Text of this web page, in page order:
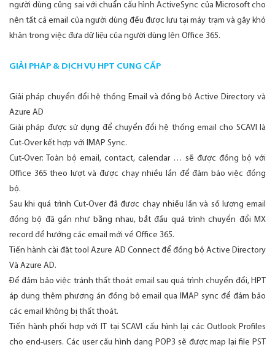
người dùng cũng sai với chuẩn cấu hình ActiveSync của Microsoft cho
nên tất cả email của người dùng đều được lưu tại máy trạm và gây khó
khăn trong việc đưa dữ liệu của người dùng lên Office 365.
GIẢI PHÁP & DỊCH VỤ HPT CUNG CẤP
Giải pháp chuyển đổi hệ thống Email và đồng bộ Active Directory và
Azure AD
Giải pháp được sử dụng để chuyển đổi hệ thống email cho SCAVI là
Cut-Over kết hợp với IMAP Sync.
Cut-Over: Toàn bộ email, contact, calendar … sẽ được đồng bộ với
Office 365 theo lượt và được chạy nhiều lần để đảm bảo việc đồng
bộ.
Sau khi quá trình Cut-Over đã được chạy nhiều lần và số lượng email
đồng bộ đã gần như bằng nhau, bắt đầu quá trình chuyển đổi MX
record để hướng các email mới về Office 365.
Tiến hành cài đặt tool Azure AD Connect để đồng bộ Active Directory
Và Azure AD.
Để đảm bảo việc tránh thất thoát email sau quá trình chuyển đổi, HPT
áp dụng thêm phương án đồng bộ email qua IMAP sync để đảm bảo
các email không bị thất thoát.
Tiến hành phối hợp với IT tại SCAVI cấu hình lại các Outlook Profiles
cho end-users. Các user cấu hình dạng POP3 sẽ được map lại file PST